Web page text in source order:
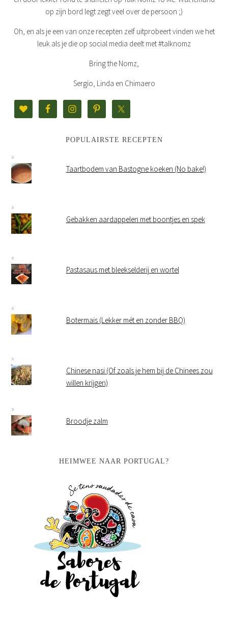
op zijn bord legt zegt veel over de persoon ;)
Oh, en als je een van onze recepten zelf uitprobeert vinden we het
leuk als je die op social media deelt met #talknomz
Bring the Nomz,
Sergio, Linda en Chimaero
POPULAIRSTE RECEPTEN
Taartbodem van Bastogne koeken (No bake!)
Gebakken aardappelen met boontjes en spek
Pastasaus met bleekselderij en wortel
Botermais (Lekker mét en zonder BBQ)
Chinese nasi (Of zoals je hem bij de Chinees zou
willen krijgen)
Broodje zalm
HEIMWEE NAAR PORTUGAL?